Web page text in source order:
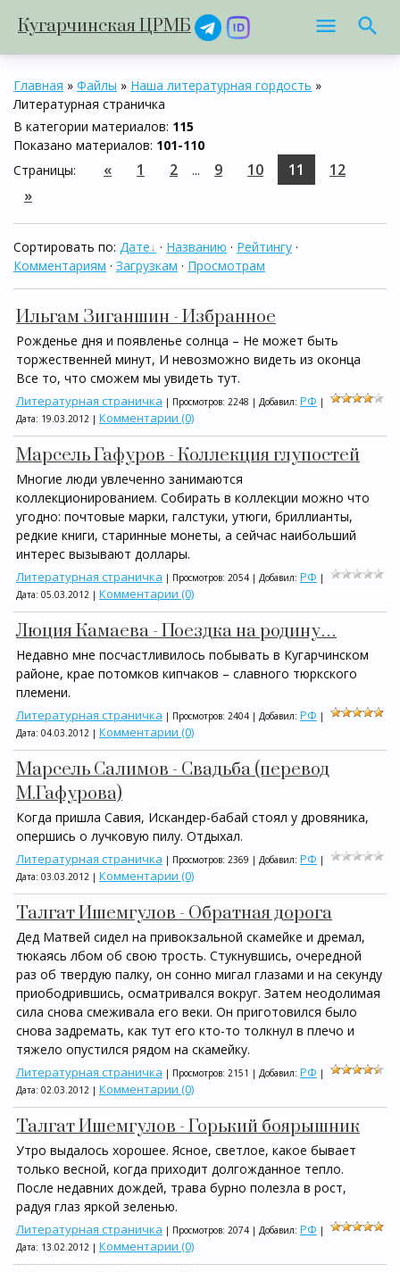
Кугарчинская ЦРМБ
Главная » Файлы » Наша литературная гордость »
Литературная страничка
В категории материалов: 115
Показано материалов: 101-110
Страницы: « 1 2 ... 9 10 11
12
»
Сортировать по: Дате · Названию · Рейтингу ·
Комментариям · Загрузкам · Просмотрам
Ильгам Зиганшин - Избранное
Рожденье дня и появленье солнца – Не может быть
торжественней минут, И невозможно видеть из оконца
Все то, что сможем мы увидеть тут.
Литературная страничка | Просмотров: 2248 | Добавил: РФ |
Дата: 19.03.2012 | Комментарии (0)
Марсель Гафуров - Коллекция глупостей
Многие люди увлеченно занимаются
коллекционированием. Собирать в коллекции можно что
угодно: почтовые марки, галстуки, утюги, бриллианты,
редкие книги, старинные монеты, а сейчас наибольший
интерес вызывают доллары.
Литературная страничка | Просмотров: 2054 | Добавил: РФ |
Дата: 05.03.2012 | Комментарии (0)
Люция Камаева - Поездка на родину…
Недавно мне посчастливилось побывать в Кугарчинском
районе, крае потомков кипчаков – славного тюркского
племени.
Литературная страничка | Просмотров: 2404 | Добавил: РФ |
Дата: 04.03.2012 | Комментарии (0)
Марсель Салимов - Свадьба (перевод
М.Гафурова)
Когда пришла Савия, Искандер-бабай стоял у дровяника,
опершись о лучковую пилу. Отдыхал.
Литературная страничка | Просмотров: 2369 | Добавил: РФ |
Дата: 03.03.2012 | Комментарии (0)
Талгат Ишемгулов - Обратная дорога
Дед Матвей сидел на привокзальной скамейке и дремал,
тюкаясь лбом об свою трость. Стукнувшись, очередной
раз об твердую палку, он сонно мигал глазами и на секунду
приободрившись, осматривался вокруг. Затем неодолимая
сила снова смеживала его веки. Он приготовился было
снова задремать, как тут его кто-то толкнул в плечо и
тяжело опустился рядом на скамейку.
Литературная страничка | Просмотров: 2151 | Добавил: РФ |
Дата: 02.03.2012 | Комментарии (0)
Талгат Ишемгулов - Горький боярышник
Утро выдалось хорошее. Ясное, светлое, какое бывает
только весной, когда приходит долгожданное тепло.
После недавних дождей, трава бурно полезла в рост,
радуя глаз яркой зеленью.
Литературная страничка | Просмотров: 2074 | Добавил: РФ |
Дата: 13.02.2012 | Комментарии (0)